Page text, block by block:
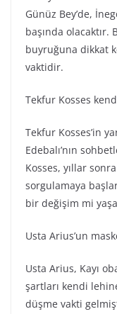
Günüz Bey’de,
başında olacaktır.
buyruğuna dikkat
vaktidir.
Tekfur Kosses
Tekfur Kosses’in
Edebalı’nın
Kosses, yıllar
sorgulamaya
bir değişim mi
Usta Arius’un
Usta Arius, Kayı
şartları kendi
düşme vakti